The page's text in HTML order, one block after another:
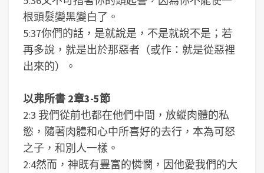
根頭髮變黑變白了。
5:37你們的話，是就說是，不是就說不是；若
再多說，就是出於那惡者（或作：就是從惡裡
出來的）。
以弗所書 2章3-5節
2:3 我們從前也都在他們中間，放縱肉體的私
慾，隨著肉體和心中所喜好的去行，本為可怒
之子，和別人一樣。
2:4然而，神既有豐富的憐憫，因他愛我們的大